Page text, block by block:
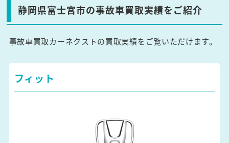
静岡県富士宮市の事故車買取実績をご紹介
事故車買取カーネクストの買取実績をご覧いただけます。
フィット